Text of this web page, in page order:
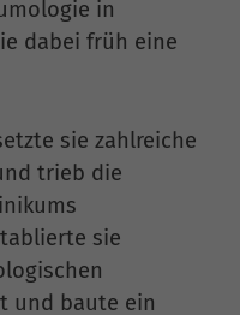
in
dabei früh eine
sie zahlreiche
trieb die
sie
und baute ein